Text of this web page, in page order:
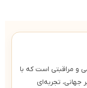
و مراقبتی است که با
جهانی، تجربه‌ای